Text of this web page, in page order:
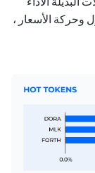
حجم التداول وحركة الأسعار ،